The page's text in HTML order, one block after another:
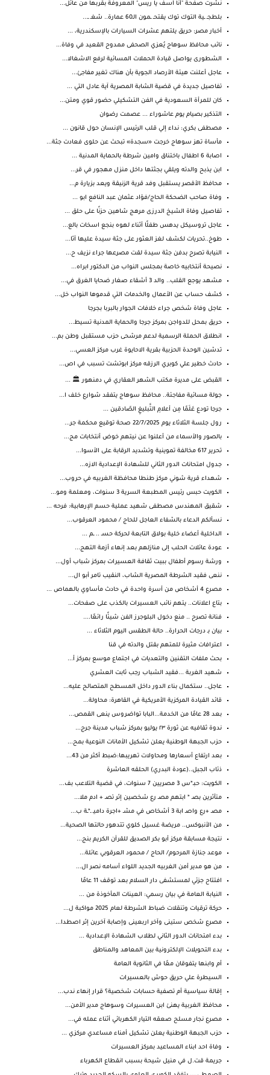
نشرت صفحة "أنا آسف يا ريس" المعروفة بقربها من عائل...
بلطجـ ـية التوك توك يقتحـ ـمون الـ60 عمارة.. شغـ ـ...
أخبار مصر: حريق يلتهم عشرات السيارات بالإسكندرية، ...
نائب محافظ سوهاج يُعزي الصحفى ممدوح القعيد في وفاة...
الشطورى يواصل قيادة الحملات المسائية لرفع الاشغالا...
عاجل أعلنت هيئة الأرصاد الجوية بأن هناك تغير مفاجئ...
تفاصيل جديدة في قضية الشابة المصرية آية عادل التي ...
كان للمرأة السعودية في الفن التشكيلي حضور قوي ومتن...
التذكير بصيام يوم عاشوراء ... عصمت رضوان
مصطفى بكري: نداء إلي قلب الرئيس الإنسان حول قانون ...
مأساة تهز سوهاج خرجت «سجدة» تبحث عن حلوى فعادت جثة...
اصابة 6 اطفال باختناق وامين شرطة بالحماية المدنية ...
ابن يذبح والدته ويلقي بجثتها داخل منزل مهجور في قر...
محافظ الأقصر يستقبل وفد قرية الزنيقة ويعد بزيارة م...
وفاة صاحب الضحكة الحاج/فؤاد عثمان عبد النافع ابو ...
تفاصيل وفاة الشيخ الدرزى مرهج شاهين حزنًا على حلق ...
عاجل تروسيكل يدهس طفلًا أثناء لهوه بنجع اسخات بالع...
طوخ..تحريات لكشف لغز العثور على جثة سيدة عليها آثا...
النيابة تصرح بدفن جثة سيدة لقت مصرعها جراء نزيف ح...
نصيحة أنتخابيه خاصة بمجلس النواب من الدكتور ابراه...
مشهد يوجع القلب.. والد 3 أشقاء صغار ضحايا الغرق في...
كشف حساب عن الأعمال والخدمات التي قدموها النواب خل...
عاجل وفاة شخص جراء خلافات الجوار بالبربا بجرجا
حريق بمحل للدواجن بمركز جرجا والحماية المدنية تسيط...
انطلاق الحملة الرسمية لدعم مرشحى حزب مستقبل وطن بم...
تدشين الوحدة الحزبية بقرية الاحايوة غرب مركز العسي...
حادث خطير علي كوبري الرزقه مركز ابوتشت تسبب في اص...
القبض على مديرة مكتب الشهر العقاري في دمنهور 🏛️ ...
جولة مسائية مفاجئة.. محافظ سوهاج يتفقد شوارع خلف ا...
جرجا تودع عَلَمًا مِن أعلامِ التَّبليغِ الصّادقين ...
رول جلسة الثلاثاء يوم 22/7/2025 صحة توقيع محكمة جر...
بالصور والأسماء من أعلنوا عن نيتهم خوض أنتخابات مج...
تحرير 617 مخالفة تموينية وتشديد الرقابة على الأسوا...
جدول امتحانات الدور الثاني للشهادة الإعدادية الازه...
شهداء قرية شوني مركز طنطا محافظة الغربيه في حروب...
الكويت حبس رئيس المطبعة السرية 3 سنوات، ومعلمة ومو...
شقيق المهندس مصطفى شهيد عملية حسم الإرهابية: فرحه ...
نسألكم الدعاء بالشفاء العاجل للحاج / محمود العرقوب...
الداخلية أعضاء خلية بولاق التابعة لحركة حسـ .. ـم ...
عودة عائلات الحلب إلى منازلهم بعد إنهاء أزمة التهج...
ورشة رسوم أطفال ببيت ثقافة العسيرات بمركز شباب أول...
ننعى فقيد الشرطة المصرية الشاب، النقيب تامر أبو ال...
مصرع 4 أشخاص من أسرة واحدة في حادث مأساوي بالهماص ...
بتاع اعلانات.. يتهم نائب العسيرات بالكذب على صفحات...
فنانة تصرح .. منع دخول البلوجرز الفن شيئًا رائعًا....
بيان بـ درجات الحرارة.. حالة الطقس اليوم الثلاثاء ...
اعترافات مثيرة للمتهم بقتل والدته في قنا
بحث ملفات التقنين والتعديات في اجتماع موسع بمركز أ...
شهيد الغربة ...فقيد الشباب رجب ثابت العشري
عاجل.. ستكمال بناء الدور داخل المسطح المتصالح عليه...
قائد القيادة المركزية الأمريكية في القاهرة: محاولة...
بعد 28 عامًا من الخدمة...البابا تواضروس ينعى القمص...
ندوة ثقافيه عن ثورة ٢٣ يوليو بمركز شباب مدينة جرج...
حزب الجبهة الوطنية يعلن تشكيل الأمانات النوعية بمح...
بعد ارتفاع أسعارها ومحاولات تهريبها:ضبط أكثر من 43...
ذئاب الجبل..(عودة البدري) الحلقه العاشرة
الكويت: حبـ*س 3 مصريين 7 سنوات، في قضية التلاعب بف...
متأثرين بصـ * ابتهم مصـ رع شخصين إثر تصـ + ادم ملا...
مصـ +رع واصـ ابة 3 أشخاص في مشـ +اجرة داميـ ـ*ـة ب...
من الأنبوكس.. مريضة غسيل كلوي تتدهور حالتها الصحية...
نتيجة مسابقة مركز أبو بكر الصديق للقرآن الكريم بنج...
موعد جنازة المرحوم/ الحاج / محمود العرقوبي عائلة...
من هو مدير أمن الغربيه الجديد اللواء أسامه نصر ال...
افتتاح جزئي لمستشفى دار السلام بعد توقف 11 عامًا
النيابة العامة في بيان رسمي: العينات المأخوذة من ...
حركة ترقيات وتنقلات ضباط الشرطة لعام 2025 مواكبة ل...
مصرع شخص ستينى وآخر اربعينى وإصابة آخرين إثر اصطدا...
بدء امتحانات الدور الثاني لطلاب الشهادة الإعدادية ...
بدء التحويلات الإلكترونية بين المعاهد والمناطق
أم وابنها يتفوقان معًا في الثانوية العامة
السيطرة علي حريق حوش بالعسيرات
إقالة سياسية أم تصفية حسابات شخصية؟ قرار إنهاء ندب...
محافظ الغربية يهنئ ابن العسيرات وسوهاج مدير الأمن...
مصرع نجار مسلح صعقه التيار الكهربائي أثناء عمله في...
حزب الجبهة الوطنية يعلن تشكيل أمناء مساعدي مركزي ...
وفاة احد ابناء المساعيد بمركز العسيرات
جريمة قت.ل في منيل شيحة بسبب انقطاع الكهرباء